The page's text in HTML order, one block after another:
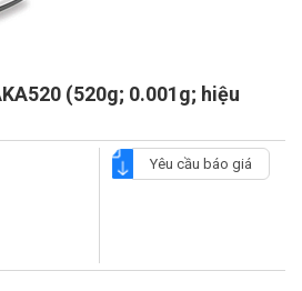
(520g; 0.001g; hiệu
Yêu cầu báo giá